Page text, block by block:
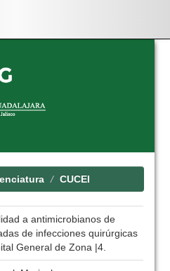
CUCEI
a antimicrobianos de
de infecciones quirúrgicas
General de Zona |4.